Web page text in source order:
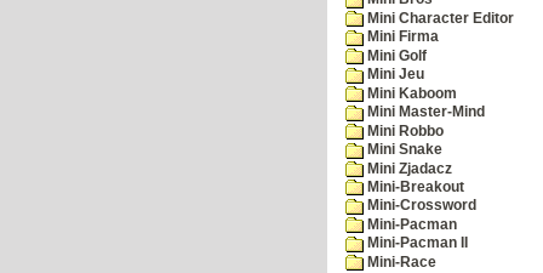
Mini Character Editor
Mini Firma
Mini Golf
Mini Jeu
Mini Kaboom
Mini Master-Mind
Mini Robbo
Mini Snake
Mini Zjadacz
Mini-Breakout
Mini-Crossword
Mini-Pacman
Mini-Pacman II
Mini-Race